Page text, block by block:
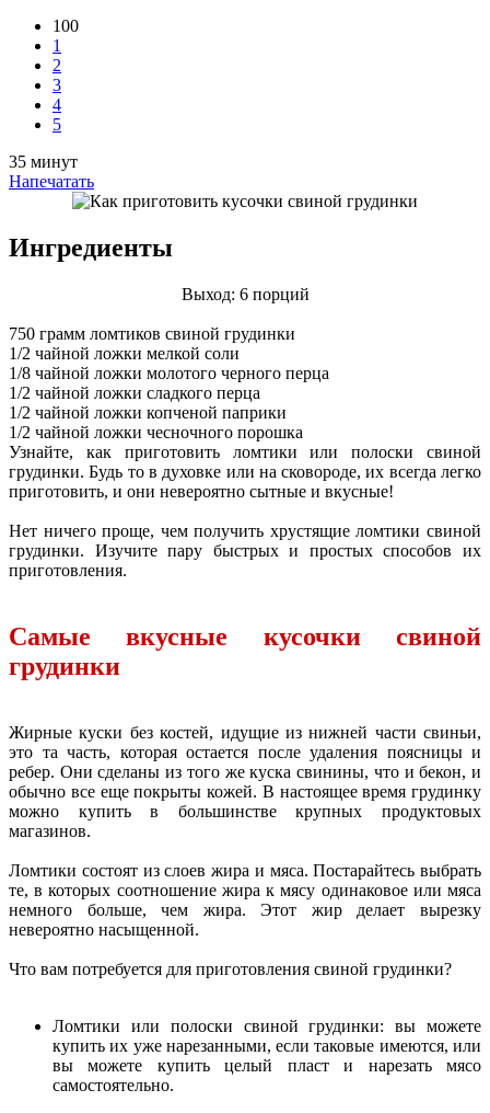
100
1
2
3
4
5
35 минут
Напечатать
Ингредиенты
Выход: 6 порций
750 грамм ломтиков свиной грудинки
1/2 чайной ложки мелкой соли
1/8 чайной ложки молотого черного перца
1/2 чайной ложки сладкого перца
1/2 чайной ложки копченой паприки
1/2 чайной ложки чесночного порошка
Узнайте, как приготовить ломтики или полоски свиной
грудинки. Будь то в духовке или на сковороде, их всегда легко
приготовить, и они невероятно сытные и вкусные!
Нет ничего проще, чем получить хрустящие ломтики свиной
грудинки. Изучите пару быстрых и простых способов их
приготовления.
Самые вкусные кусочки свиной
грудинки
Жирные куски без костей, идущие из нижней части свиньи,
это та часть, которая остается после удаления поясницы и
ребер. Они сделаны из того же куска свинины, что и бекон, и
обычно все еще покрыты кожей. В настоящее время грудинку
можно купить в большинстве крупных продуктовых
магазинов.
Ломтики состоят из слоев жира и мяса. Постарайтесь выбрать
те, в которых соотношение жира к мясу одинаковое или мяса
немного больше, чем жира. Этот жир делает вырезку
невероятно насыщенной.
Что вам потребуется для приготовления свиной грудинки?
Ломтики или полоски свиной грудинки: вы можете
купить их уже нарезанными, если таковые имеются, или
вы можете купить целый пласт и нарезать мясо
самостоятельно.